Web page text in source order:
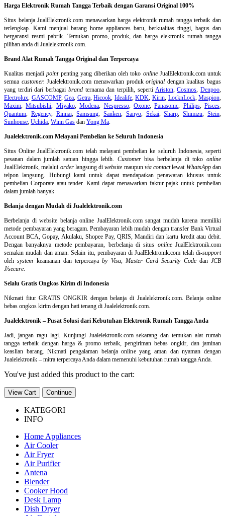
Harga Elektronik Rumah Tangga Terbaik dengan Garansi Original 100%
Situs belanjaJualElektronik.com menawarkan harga elektronik rumah tangga terbaik dan
terlengkap. Kami menjual barang home appliances baru, berkualitas tinggi, bagus dan
bergaransi resmi pabrik. Temukan promo, produk, dan harga elektronik rumah tangga
pilihan anda di Jualelektronik.com.
Brand Alat Rumah Tangga Original dan Terpercaya
Kualitas menjadipointpenting yang diberikan oleh toko onlineJualElektronik.com untuk
semua customer. Jualelektronik.com menawarkan produkoriginal dengan kualitas bagus
yang terdiri dari berbagai brandternama dan terpilih, seperti Ariston,Cosmos,Denpoo,
Electrolux, GASCOMP,Gea, Getra,Hicook, Idealife,KDK, Kirin, LocknLock,Maspion,
Maxim,Mitsubishi, Miyako,Modena, Nespresso, Oxone,Panasonic, Philips, Pisces,
Quantum, Regency, Rinnai,Samsung,Sanken, Sanyo, Sekai,Sharp,Shimizu,Stein,
Sunhouse, Uchida, Winn Gas dan Yong Ma.
Jualelektronik.com Melayani Pembelian ke Seluruh Indonesia
Situs Online JualElektronik.com telah melayani pembelian ke seluruh Indonesia, seperti
pesanan dalam jumlah satuan hingga lebih. Customerbisa berbelanja di tokoonline
JualElektronik, melalui orderlangsung diwebsite maupun via contactlewat WhatsAppdan
telpon langsung. Hubungi kami untuk dapat mendapatkan penawaran khusus untuk
pembelian Corporate atau tender. Kami dapat menawarkan faktur pajak untuk pembelian
dalam jumlah banyak
Belanja dengan Mudah di Jualelektronik.com
Berbelanja diwebsite belanja online JualElektronik.com sangat mudah karena memiliki
metode pembayaran yang beragam. Pembayaran lebih mudah dengan transfer Bank Virtual
Account BCA, Gopay, Akulaku, Shopee Pay, QRIS, Mandiri dan kartu kredit atau debit.
Dengan banyaknya metode pembayaran, berbelanja di situs onlineJualElektronik.com
semakin mudah dan aman. Selain itu, pembayaran di JualElektronik.com telah di-support
olehsystem keamanan dan terpercayaby Visa, Master Card Security Codedan JCB
J/secure.
Selalu Gratis Ongkos Kirim di Indonesia
Nikmati fitur GRATIS ONGKIR dengan belanja di Jualelektronik.com. Belanja online
bebas ongkos kirim dengan hati tenang di Jualelektronik.com.
Jualelektronik – Pusat Solusi dari Kebutuhan Elektronik Rumah Tangga Anda
Jadi, jangan ragu lagi. Kunjungi Jualelektronik.com sekarang dan temukan alat rumah
tangga terbaik dengan harga & promo terbaik, pengiriman bebas ongkir, dan jaminan
keaslian barang. Nikmati pengalaman belanja online yang aman dan nyaman dengan
Jualelektronik – mitra terpercaya Anda dalam memenuhi kebutuhan rumah tangga Anda.
You've just added this product to the cart:
View Cart Continue
KATEGORI
INFO
Home Appliances
Air Cooler
Air Fryer
Air Purifier
Antena
Blender
Cooker Hood
Desk Lamp
Dish Dryer